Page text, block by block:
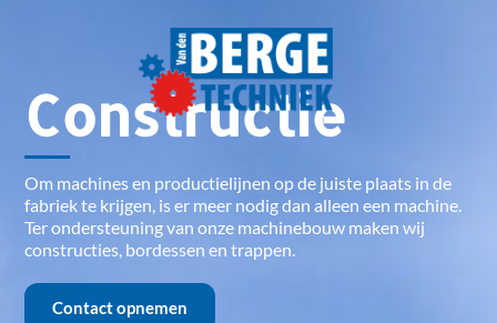
Constructie
Om machines en productielijnen op de juiste plaats in de
fabriek te krijgen, is er meer nodig dan alleen een machine.
Ter ondersteuning van onze machinebouw maken wij
constructies, bordessen en trappen.
Contact opnemen